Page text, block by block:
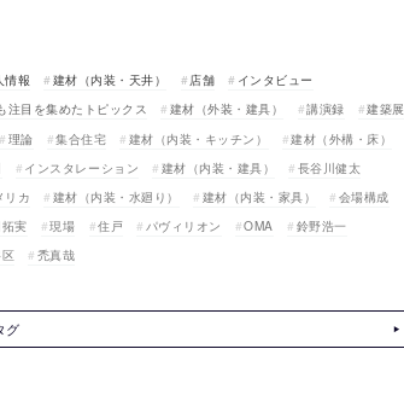
情報 建材（内装・天井） 店舗
インタビュー
注目を集めたトピックス 建材（外装・建具） 講演録
建築展
理論 集合住宅 建材（内装・キッチン）
建材（外構・床）
インスタレーション 建材（内装・建具）
長谷川健太
リカ 建材（内装・水廻り） 建材（内装・家具）
会場構成
実 現場 住戸 パヴィリオン OMA
鈴野浩一
禿真哉
グ